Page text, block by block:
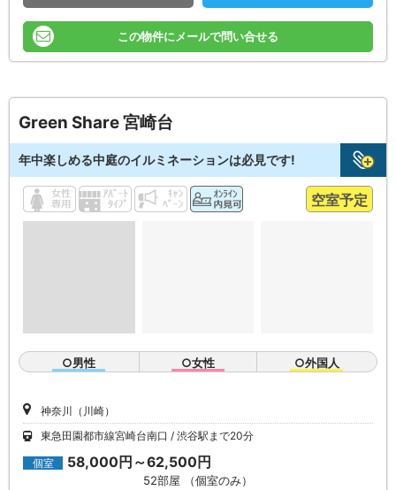
この物件にメールで問い合せる
Green Share 宮崎台
年中楽しめる中庭のイルミネーションは必見です!
空室予定
○男性 ○女性 ○外国人
神奈川（川崎）
東急田園都市線宮崎台南口
渋谷駅まで20分
個室 58,000円～62,500円
52部屋 （個室のみ）